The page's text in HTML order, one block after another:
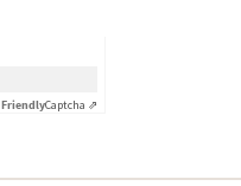
FriendlyCaptcha ⇗